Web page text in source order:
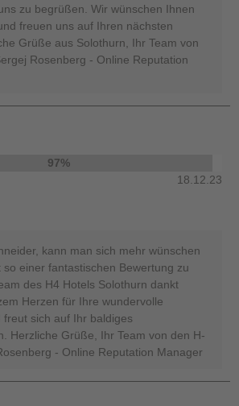
zu begrüßen. Wir wünschen Ihnen
freuen uns auf Ihren nächsten
Grüße aus Solothurn, Ihr Team von
Rosenberg - Online Reputation
97%
18.12.23
kann man sich mehr wünschen
so einer fantastischen Bewertung zu
des H4 Hotels Solothurn dankt
Herzen für Ihre wundervolle
freut sich auf Ihr baldiges
Herzliche Grüße, Ihr Team von den H-
- Online Reputation Manager